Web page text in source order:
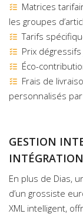
Matrices
les groupes
Tarifs
Prix
Éco-
Frais de
personnalisés
GESTION
En plus de Dias,
d’un grossiste
XML intelligent,